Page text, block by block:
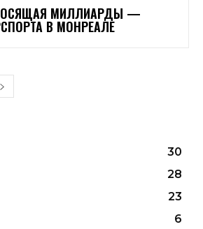
МИЛЛИАРДЫ —
В МОНРЕАЛЕ
30
28
23
6